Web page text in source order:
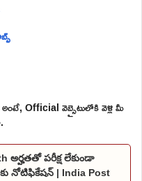
Official వెబ్సైటులోకి వెళ్లి మీ
అర్హతతో పరీక్ష లేకుండా
నోటిఫికేషన్ | India Post